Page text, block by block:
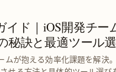
イド｜iOS開発チー
秘訣と最適ツール
ムが抱える効率化課題を解決